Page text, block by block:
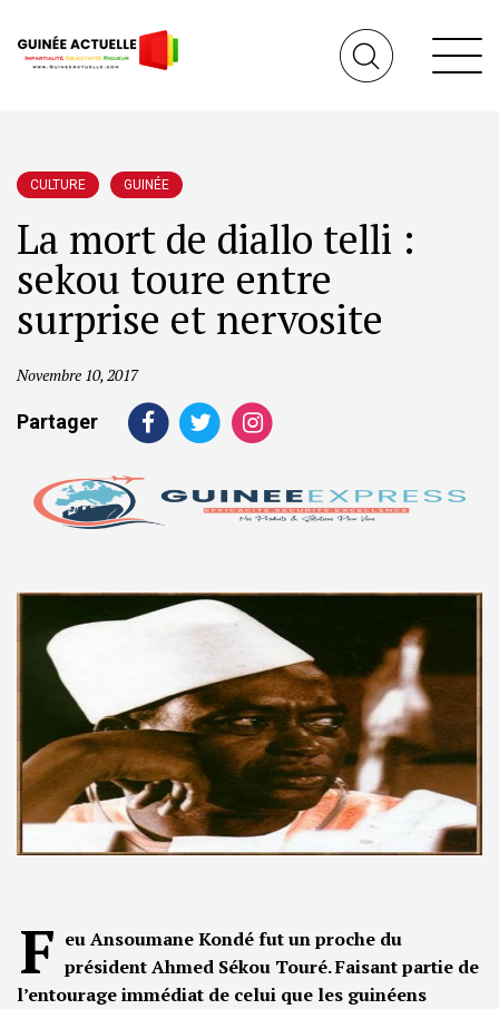
CULTURE GUINÉE
La mort de diallo telli :
sekou toure entre
surprise et nervosite
Novembre 10, 2017
Partager
F eu Ansoumane Kondé fut un proche du
président Ahmed Sékou Touré. Faisant partie de
l’entourage immédiat de celui que les guinéens